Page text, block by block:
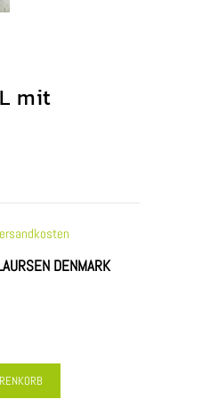
mit
DENMARK